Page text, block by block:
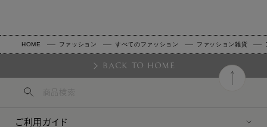
HOME ファッション すべてのファッション ファッション雑貨
BACK TO HOME
ご利用ガイド